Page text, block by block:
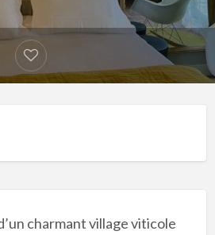
charmant village viticole